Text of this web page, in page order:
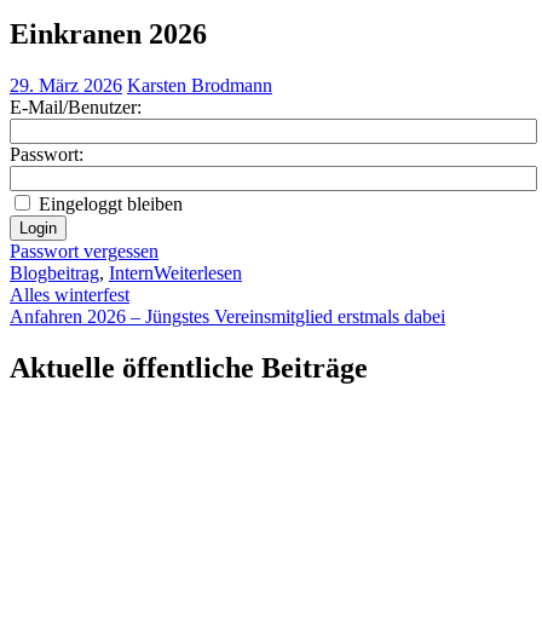
Einkranen 2026
29. März 2026 Karsten Brodmann
E-Mail/Benutzer:
Passwort:
Eingeloggt bleiben
Passwort vergessen
Blogbeitrag, InternWeiterlesen
Beitragsnavigation
Alles winterfest
Anfahren 2026 – Jüngstes Vereinsmitglied erstmals dabei
Aktuelle öffentliche Beiträge